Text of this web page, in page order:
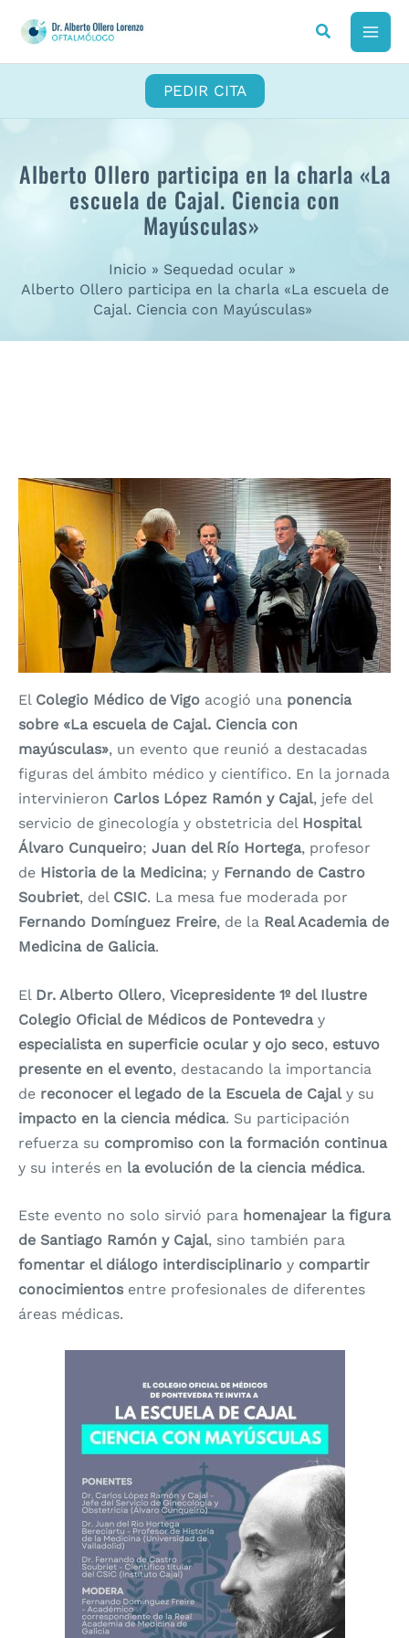
contenido
PEDIR CITA
Alberto Ollero participa en la charla «La
escuela de Cajal. Ciencia con
Mayúsculas»
Inicio
Sequedad ocular
Alberto Ollero participa en la charla «La escuela de
Cajal. Ciencia con Mayúsculas»
El Colegio Médico de Vigo acogió una ponencia
sobre «La escuela de Cajal. Ciencia con
mayúsculas», un evento que reunió a destacadas
figuras del ámbito médico y científico. En la jornada
intervinieron Carlos López Ramón y Cajal, jefe del
servicio de ginecología y obstetricia del Hospital
Álvaro Cunqueiro; Juan del Río Hortega, profesor
de Historia de la Medicina; y Fernando de Castro
Soubriet, del CSIC. La mesa fue moderada por
Fernando Domínguez Freire, de la Real Academia de
Medicina de Galicia.
El Dr. Alberto Ollero, Vicepresidente 1º del Ilustre
Colegio Oficial de Médicos de Pontevedray
especialista en superficie ocular y ojo seco, estuvo
presente en el evento, destacando la importancia
de reconocer el legado de la Escuela de Cajaly su
impacto en la ciencia médica. Su participación
refuerza su compromiso con la formación continua
y su interés en la evolución de la ciencia médica.
Este evento no solo sirvió para homenajear la figura
de Santiago Ramón y Cajal, sino también para
fomentar el diálogo interdisciplinario y compartir
conocimientosentre profesionales de diferentes
áreas médicas.